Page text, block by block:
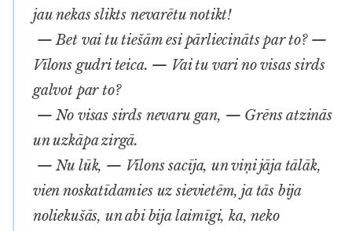
jau nekas slikts nevarētu notikt!
— Bet vai tu tiešām esi pārliecināts par to? —
Vīlons gudri teica. — Vai tu vari no visas sirds
galvot par to?
— No visas sirds nevaru gan, — Grēns atzinās
un uzkāpa zirgā.
— Nu lūk, — Vīlons sacīja, un viņi jāja tālāk,
vien noskatīdamies uz sievietēm, ja tās bija
noliekušās, un abi bija laimīgi, ka, neko